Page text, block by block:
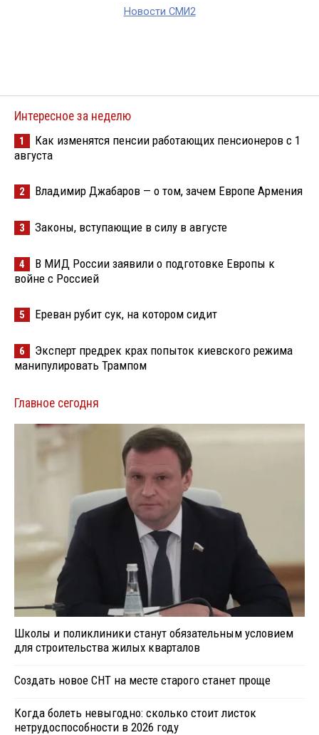
Новости СМИ2
Интересное за неделю
1
Как изменятся пенсии работающих пенсионеров с 1
августа
2 Владимир Джабаров — о том, зачем Европе Армения
3 Законы, вступающие в силу в августе
4
В МИД России заявили о подготовке Европы к
войне с Россией
5 Ереван рубит сук, на котором сидит
6
Эксперт предрек крах попыток киевского режима
манипулировать Трампом
Главное сегодня
Школы и поликлиники станут обязательным условием
для строительства жилых кварталов
Создать новое СНТ на месте старого станет проще
Когда болеть невыгодно: сколько стоит листок
нетрудоспособности в 2026 году